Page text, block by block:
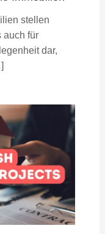
stellen
auch für
dar,